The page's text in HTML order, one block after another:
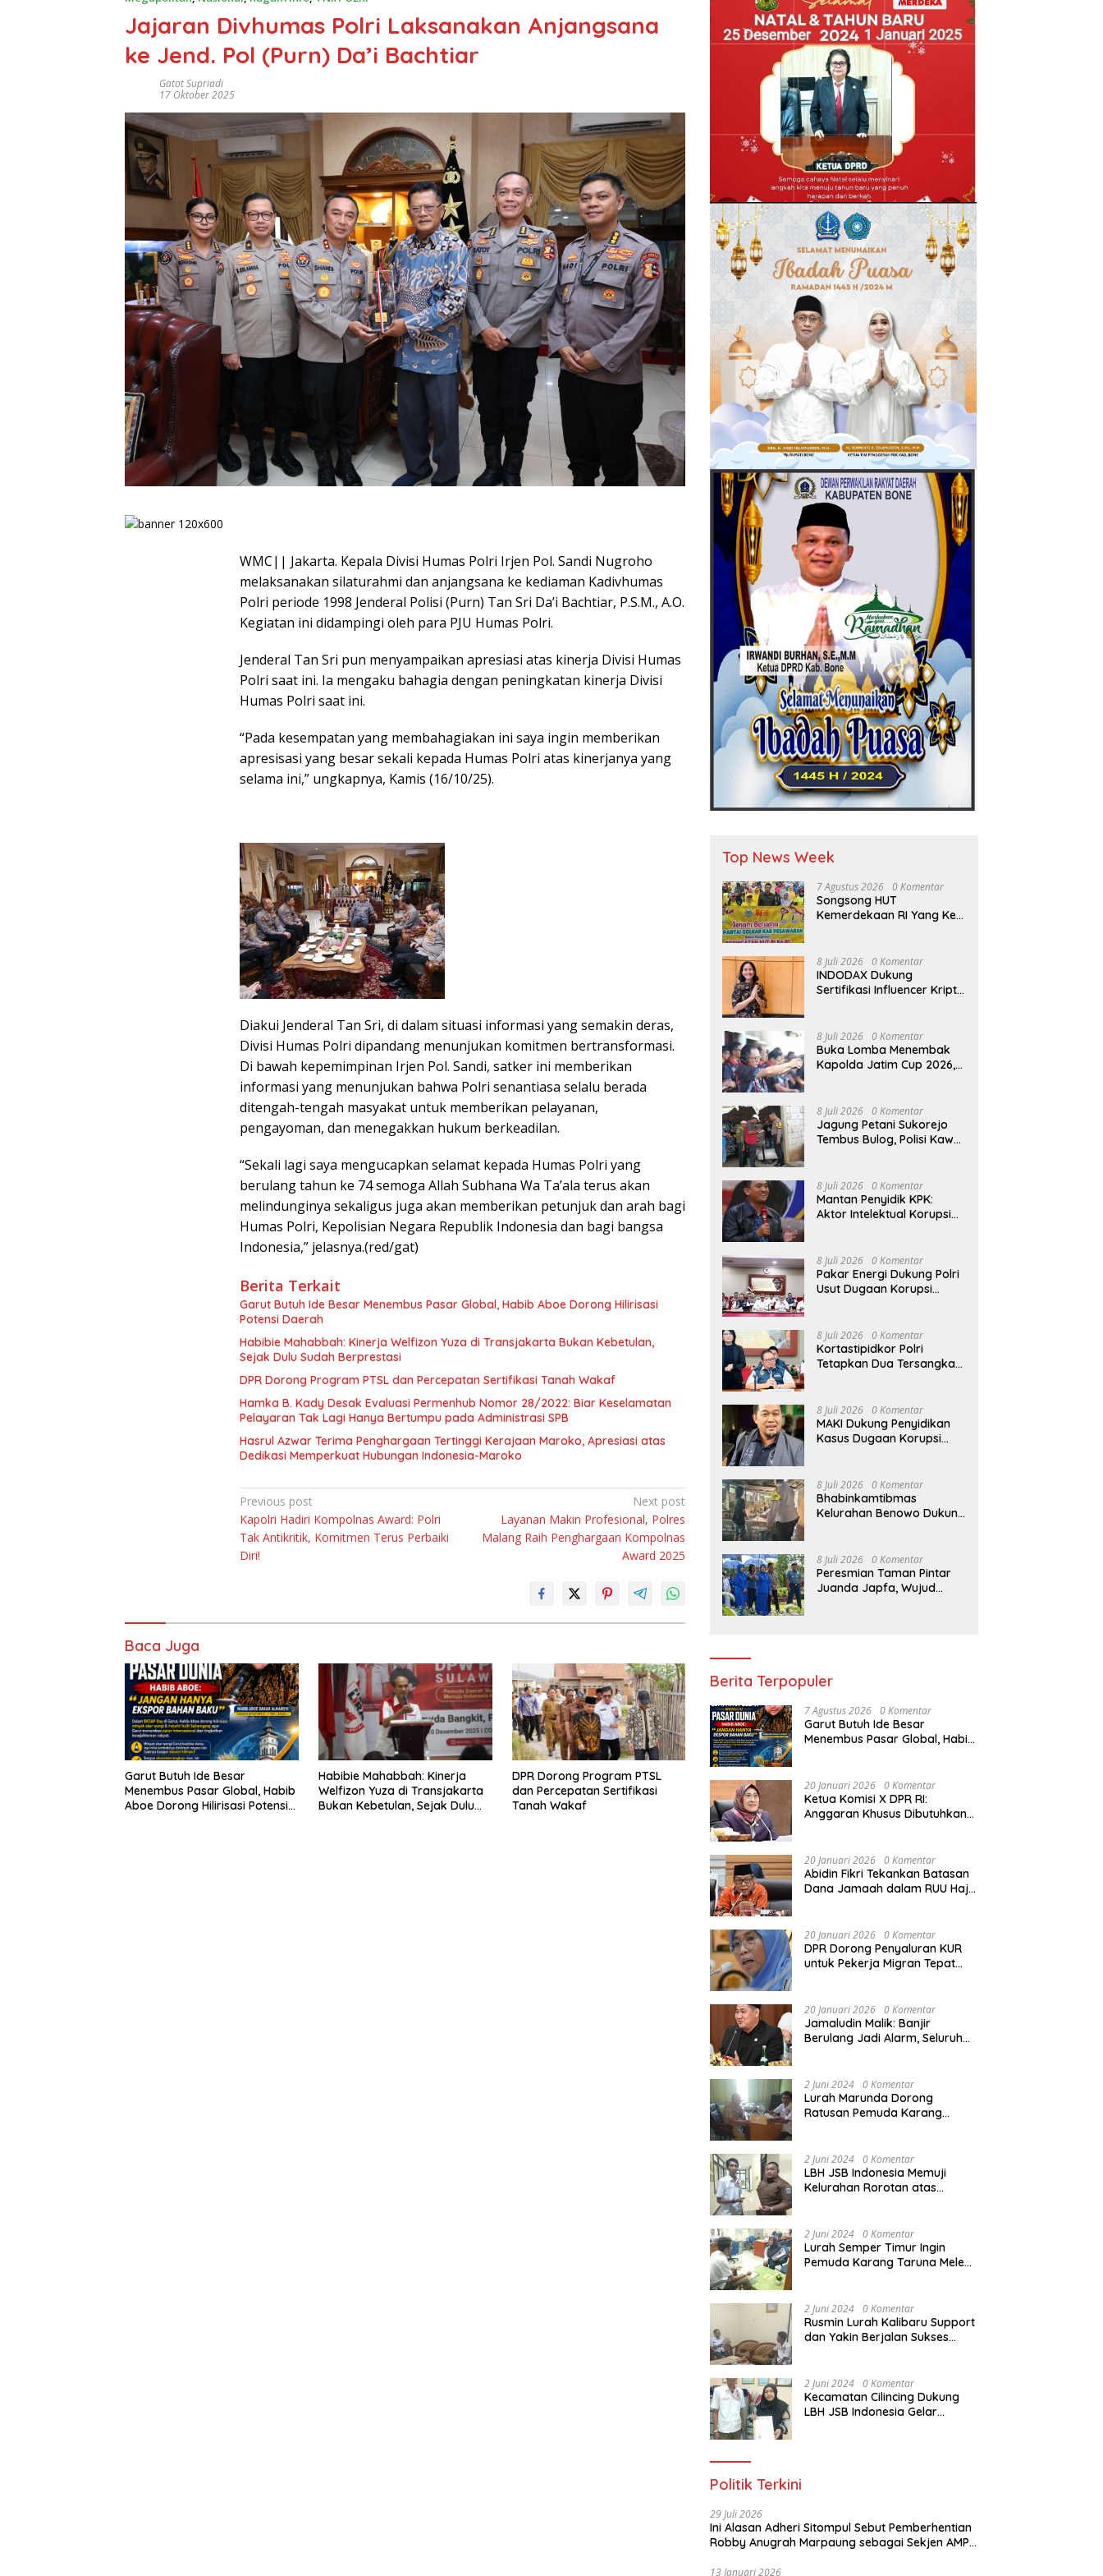
Jajaran Divhumas Polri Laksanakan Anjangsana
ke Jend. Pol (Purn) Da’i Bachtiar
Gatot Supriadi
17 Oktober 2025
WMC|| Jakarta. Kepala Divisi Humas Polri Irjen Pol. Sandi Nugroho
melaksanakan silaturahmi dan anjangsana ke kediaman Kadivhumas
Polri periode 1998 Jenderal Polisi (Purn) Tan Sri Da’i Bachtiar, P.S.M., A.O.
Kegiatan ini didampingi oleh para PJU Humas Polri.
Jenderal Tan Sri pun menyampaikan apresiasi atas kinerja Divisi Humas
Polri saat ini. Ia mengaku bahagia dengan peningkatan kinerja Divisi
Humas Polri saat ini.
“Pada kesempatan yang membahagiakan ini saya ingin memberikan
apresisasi yang besar sekali kepada Humas Polri atas kinerjanya yang
selama ini,” ungkapnya, Kamis (16/10/25).
Diakui Jenderal Tan Sri, di dalam situasi informasi yang semakin deras,
Divisi Humas Polri dipandang menunjukan komitmen bertransformasi.
Di bawah kepemimpinan Irjen Pol. Sandi, satker ini memberikan
informasi yang menunjukan bahwa Polri senantiasa selalu berada
ditengah-tengah masyakat untuk memberikan pelayanan,
pengayoman, dan menegakkan hukum berkeadilan.
“Sekali lagi saya mengucapkan selamat kepada Humas Polri yang
berulang tahun ke 74 semoga Allah Subhana Wa Ta’ala terus akan
melindunginya sekaligus juga akan memberikan petunjuk dan arah bagi
Humas Polri, Kepolisian Negara Republik Indonesia dan bagi bangsa
Indonesia,” jelasnya.(red/gat)
Berita Terkait
Garut Butuh Ide Besar Menembus Pasar Global, Habib Aboe Dorong Hilirisasi
Potensi Daerah
Habibie Mahabbah: Kinerja Welfizon Yuza di Transjakarta Bukan Kebetulan,
Sejak Dulu Sudah Berprestasi
DPR Dorong Program PTSL dan Percepatan Sertifikasi Tanah Wakaf
Hamka B. Kady Desak Evaluasi Permenhub Nomor 28/2022: Biar Keselamatan
Pelayaran Tak Lagi Hanya Bertumpu pada Administrasi SPB
Hasrul Azwar Terima Penghargaan Tertinggi Kerajaan Maroko, Apresiasi atas
Dedikasi Memperkuat Hubungan Indonesia-Maroko
Navigasi
pos
Previous post
Kapolri Hadiri Kompolnas Award: Polri
Tak Antikritik, Komitmen Terus Perbaiki
Diri!
Next post
Layanan Makin Profesional, Polres
Malang Raih Penghargaan Kompolnas
Award 2025
Baca Juga
Garut Butuh Ide Besar
Menembus Pasar Global, Habib
Aboe Dorong Hilirisasi Potensi
Habibie Mahabbah: Kinerja
Welfizon Yuza di Transjakarta
Bukan Kebetulan, Sejak Dulu
DPR Dorong Program PTSL
dan Percepatan Sertifikasi
Tanah Wakaf
Top News Week
7 Agustus 2026 0 Komentar
Songsong HUT
Kemerdekaan RI Yang Ke-
“Senam Bersama Golkar”
8 Juli 2026 0 Komentar
INDODAX Dukung
Sertifikasi Influencer Kripto
Lebih Sehat
8 Juli 2026 0 Komentar
Buka Lomba Menembak
Kapolda Jatim Cup 2026,
Penggunaan Senjata Api
8 Juli 2026 0 Komentar
Jagung Petani Sukorejo
Tembus Bulog, Polisi Kawal
8 Juli 2026 0 Komentar
Mantan Penyidik KPK:
Aktor Intelektual Korupsi
Ditangkap
8 Juli 2026 0 Komentar
Pakar Energi Dukung Polri
Usut Dugaan Korupsi
Negara Rp5 Triliun
8 Juli 2026 0 Komentar
Kortastipidkor Polri
Tetapkan Dua Tersangka
Assembagoes
8 Juli 2026 0 Komentar
MAKI Dukung Penyidikan
Kasus Dugaan Korupsi
8 Juli 2026 0 Komentar
Bhabinkamtibmas
Kelurahan Benowo Dukung
Peternak Sapi
8 Juli 2026 0 Komentar
Peresmian Taman Pintar
Juanda Japfa, Wujud
Berita Terpopuler
7 Agustus 2026 0 Komentar
Garut Butuh Ide Besar
Menembus Pasar Global, Habib
20 Januari 2026 0 Komentar
Ketua Komisi X DPR RI:
Anggaran Khusus Dibutuhkan
Akibat Bencana
20 Januari 2026 0 Komentar
Abidin Fikri Tekankan Batasan
Dana Jamaah dalam RUU Haji
20 Januari 2026 0 Komentar
DPR Dorong Penyaluran KUR
untuk Pekerja Migran Tepat
PMI
20 Januari 2026 0 Komentar
Jamaludin Malik: Banjir
Berulang Jadi Alarm, Seluruh
2 Juni 2024 0 Komentar
Lurah Marunda Dorong
Ratusan Pemuda Karang
Paralegal Gratis Yang
Diadakan LBH JSB Indonesia
2 Juni 2024 0 Komentar
LBH JSB Indonesia Memuji
Kelurahan Rorotan atas
150 orang Pemuda Karang
Taruna di Jakarta Utara
2 Juni 2024 0 Komentar
Lurah Semper Timur Ingin
Pemuda Karang Taruna Melek
Diadakan LBH JSB Indonesia
2 Juni 2024 0 Komentar
Rusmin Lurah Kalibaru Support
dan Yakin Berjalan Sukses
Taruna di Jakarta Utara
2 Juni 2024 0 Komentar
Kecamatan Cilincing Dukung
LBH JSB Indonesia Gelar
Politik Terkini
29 Juli 2026
Ini Alasan Adheri Sitompul Sebut Pemberhentian
Robby Anugrah Marpaung sebagai Sekjen AMPI
13 Januari 2026